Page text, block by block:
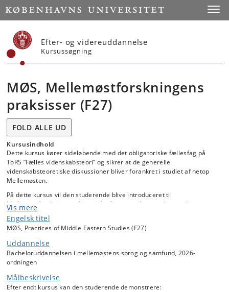
Start
Efter- og videreuddannelse
Kursussøgning
MØS, Mellemøstforskningens
praksisser (F27)
FOLD ALLE UD
Kursusindhold
Dette kursus kører sideløbende med det obligatoriske fællesfag på
ToRS ”Fælles videnskabsteori” og sikrer at de generelle
videnskabsteoretiske diskussioner bliver forankret i studiet af netop
Mellemøsten.
På dette kursus vil den studerende blive introduceret til
Mellemøstforskningens historiske faser og tilsvarende paradigmer:
fra orientalistikken til orientalisme-kritikken og kritikken af kritikken til
post-kolonialisme og feministisk teori. Men fokus vil være på
forskningspraksisser og centrale metodiske tilgange i studiet af
Mellemøsten. Eksempler på dette kunne være alt fra filologisk og
hermeneutisk metode til religionshistorisk metode og videre til
etnografisk, sociologisk, socialhistorisk og politisk analytisk metode.
Fælles for disse praksisser vil være at de historisk – og i dag – bliver
anvendt i studiet af Mellemøsten og fokus i undervisningen vil være
hvordande er blevet/bliver anvendt.
Vis mere
Engelsk titel
MØS, Practices of Middle Eastern Studies (F27)
Uddannelse
Bacheloruddannelsen i mellemøstens sprog og samfund, 2026-
ordningen
Målbeskrivelse
Efter endt kursus kan den studerende demonstrere: